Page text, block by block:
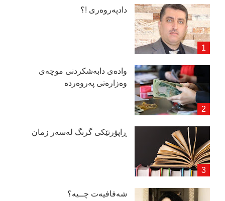
دادپەروەری !؟
وادەی دابەشكردنی موچەی
وەزارەتی پەروەردە
ڕاپۆرتێكی گرنگ لەسەر زمان
شەفافیەت چــیە؟